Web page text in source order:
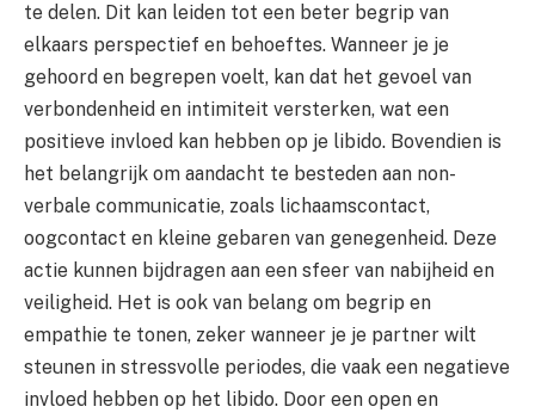
te delen. Dit kan leiden tot een beter begrip van
elkaars perspectief en behoeftes. Wanneer je je
gehoord en begrepen voelt, kan dat het gevoel van
verbondenheid en intimiteit versterken, wat een
positieve invloed kan hebben op je libido. Bovendien is
het belangrijk om aandacht te besteden aan non-
verbale communicatie, zoals lichaamscontact,
oogcontact en kleine gebaren van genegenheid. Deze
actie kunnen bijdragen aan een sfeer van nabijheid en
veiligheid. Het is ook van belang om begrip en
empathie te tonen, zeker wanneer je je partner wilt
steunen in stressvolle periodes, die vaak een negatieve
invloed hebben op het libido. Door een open en